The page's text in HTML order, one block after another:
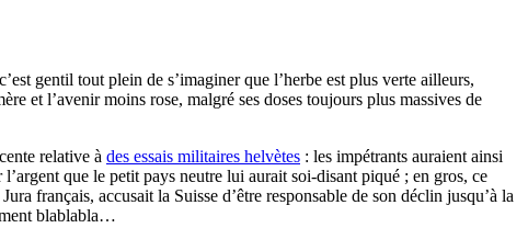
gentil tout plein de s’imaginer que l’herbe est plus verte ailleurs,
et l’avenir moins rose, malgré ses doses toujours plus massives de
relative à des essais militaires helvètes : les impétrants auraient ainsi
que le petit pays neutre lui aurait soi-disant piqué ; en gros, ce
français, accusait la Suisse d’être responsable de son déclin jusqu’à la
blablabla…